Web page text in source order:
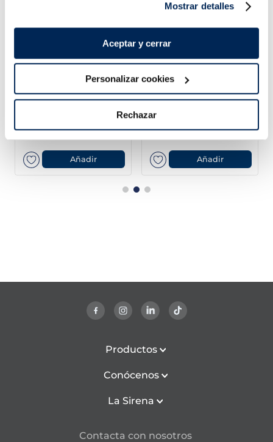
Mostrar detalles
Aceptar y cerrar
Personalizar cookies
Rechazar
austral MSC Premium
15,99 € Pack 4 un
Añadir
Filetes de lubina
Premium
Sin espinas
5,99 € Pack 180 g
Añadir
Productos
Conócenos
La Sirena
Contacta con nosotros